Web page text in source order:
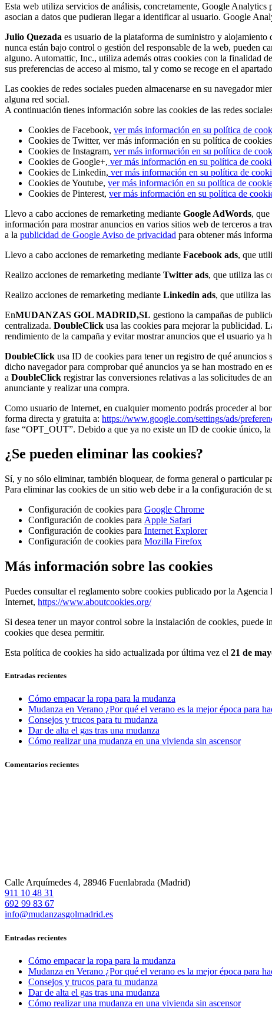
Esta web utiliza servicios de análisis, concretamente, Google
asocian a datos que pudieran llegar a identificar al usuario. Google
Julio Quezada es usuario de la plataforma de suministro y alojamiento
nunca están bajo control o gestión del responsable de la web, pueden
alguno. Automattic, Inc., utiliza además otras cookies con la finalidad
sus preferencias de acceso al mismo, tal y como se recoge en el
Las cookies de redes sociales pueden almacenarse en su navegador
alguna red social.
A continuación tienes información sobre las cookies de las redes
Cookies de Facebook, ver más información en su política de
Cookies de Twitter, ver más información en su política de cookies
Cookies de Instagram, ver más información en su política de
Cookies de Google+, ver más información en su política de
Cookies de Linkedin, ver más información en su política de
Cookies de Youtube, ver más información en su política de
Cookies de Pinterest, ver más información en su política de
Llevo a cabo acciones de remarketing mediante Google AdWords,
información para mostrar anuncios en varios sitios web de terceros a
a la publicidad de Google Aviso de privacidad para obtener más
Llevo a cabo acciones de remarketing mediante Facebook ads, que
Realizo acciones de remarketing mediante Twitter ads, que utiliza las
Realizo acciones de remarketing mediante Linkedin ads, que utiliza
EnMUDANZAS GOL MADRID,SL gestiono la campañas de
centralizada. DoubleClick usa las cookies para mejorar la publicidad.
rendimiento de la campaña y evitar mostrar anuncios que el usuario ya
DoubleClick usa ID de cookies para tener un registro de qué
dicho navegador para comprobar qué anuncios ya se han mostrado
a DoubleClick registrar las conversiones relativas a las solicitudes de
anunciante y realizar una compra.
Como usuario de Internet, en cualquier momento podrás proceder al
forma directa y gratuita a: https://www.google.com/settings/ads/
fase “OPT_OUT”. Debido a que ya no existe un ID de cookie único,
¿Se pueden eliminar las cookies?
Sí, y no sólo eliminar, también bloquear, de forma general o particular
Para eliminar las cookies de un sitio web debe ir a la configuración de
Configuración de cookies para Google Chrome
Configuración de cookies para Apple Safari
Configuración de cookies para Internet Explorer
Configuración de cookies para Mozilla Firefox
Más información sobre las cookies
Puedes consultar el reglamento sobre cookies publicado por la
Internet, https://www.aboutcookies.org/
Si desea tener un mayor control sobre la instalación de cookies,
cookies que desea permitir.
Esta política de cookies ha sido actualizada por última vez el 21 de
Entradas recientes
Cómo empacar la ropa para la mudanza
Mudanza en Verano ¿Por qué el verano es la mejor época para
Consejos y trucos para tu mudanza
Dar de alta el gas tras una mudanza
Cómo realizar una mudanza en una vivienda sin ascensor
Comentarios recientes
Calle Arquímedes 4, 28946 Fuenlabrada (Madrid)
911 10 48 31
692 99 83 67
info@mudanzasgolmadrid.es
Entradas recientes
Cómo empacar la ropa para la mudanza
Mudanza en Verano ¿Por qué el verano es la mejor época para
Consejos y trucos para tu mudanza
Dar de alta el gas tras una mudanza
Cómo realizar una mudanza en una vivienda sin ascensor